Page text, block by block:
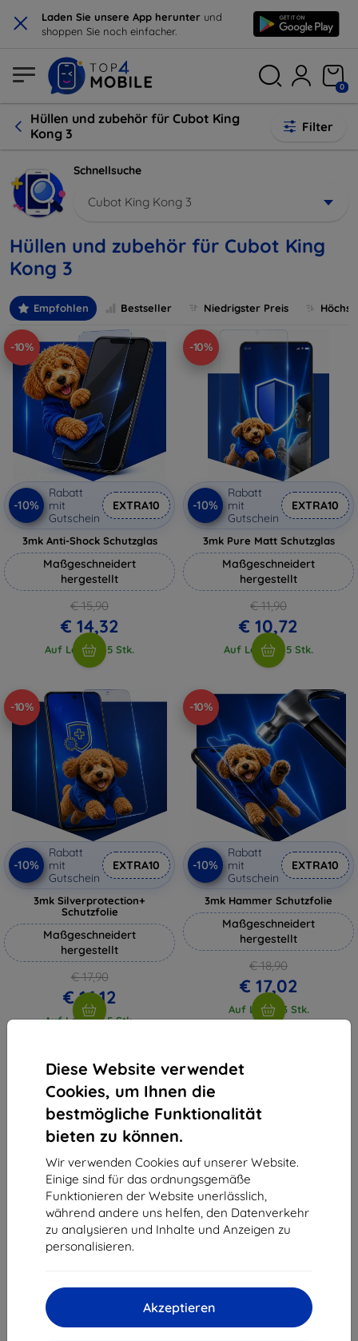
× Laden Sie unsere App herunter und
shoppen Sie noch einfacher.
Diese Website verwendet
Cookies, um Ihnen die
bestmögliche Funktionalität
bieten zu können.
Wir verwenden Cookies auf unserer Website.
Einige sind für das ordnungsgemäße
Funktionieren der Website unerlässlich,
während andere uns helfen, den Datenverkehr
zu analysieren und Inhalte und Anzeigen zu
personalisieren.
Akzeptieren
0
Hüllen und zubehör für Cubot King
Kong 3
Filter
Schnellsuche
Cubot King Kong 3
Hüllen und zubehör für Cubot King
Kong 3
Empfohlen Bestseller Niedrigster Preis
-10%
-10%
Rabatt
mit
Gutschein
EXTRA10
3mk Anti-Shock Schutzglas
Maßgeschneidert
hergestellt
€ 15,90
€ 14,32
Auf Lager > 5 Stk.
-10%
-10%
Rabatt
mit
Gutschein
EXTRA10
3mk Pure Matt Schutzglas
Maßgeschneidert
hergestellt
€ 11,90
€ 10,72
Auf Lager > 5 Stk.
-10%
-10%
Rabatt
mit
Gutschein
EXTRA10
3mk Silverprotection+
Schutzfolie
Maßgeschneidert
hergestellt
€ 17,90
€ 16,12
Auf Lager > 5 Stk.
-10%
-10%
Rabatt
mit
Gutschein
EXTRA10
3mk Hammer Schutzfolie
Maßgeschneidert
hergestellt
€ 18,90
€ 17,02
Auf Lager 3 Stk.
vom ganzen
Shield-Sk s.r.o.
Unternehmens-ID:
46701494
USt-IdNr.:SK2023549671